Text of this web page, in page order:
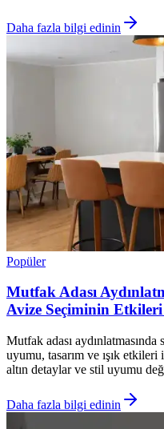
Daha fazla bilgi edinin
Popüler
Mutfak Adası
Avize Seçiminin
Mutfak adası
uyumu, tasarım ve ışık
altın detaylar ve stil uyumu
Daha fazla bilgi edinin